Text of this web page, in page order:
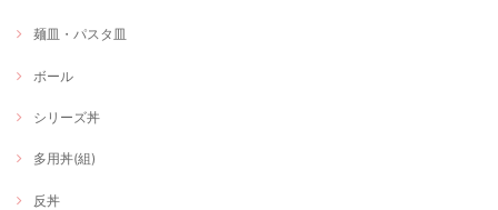
麺皿・パスタ皿
ボール
シリーズ丼
多用丼(組)
反丼